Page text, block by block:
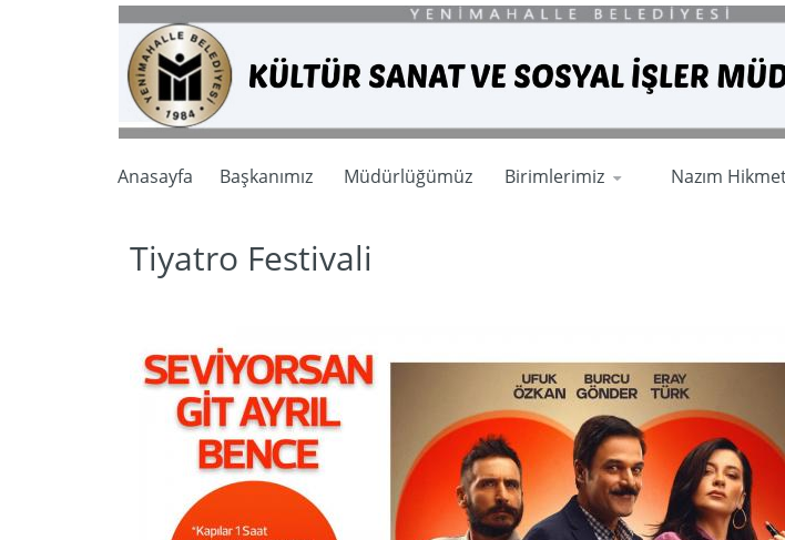
Anasayfa Başkanımız Müdürlüğümüz Birimlerimiz Nazım
Tiyatro Festivali